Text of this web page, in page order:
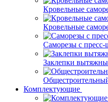
Кровельные
Кровельные
Саморезы с
Заклепки
Комплектующие